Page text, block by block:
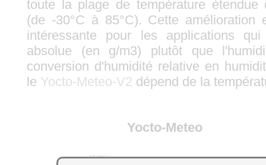
toute la plage de température
(de -30°C à 85°C). Cette amélioration
intéressante pour les applications
absolue (en g/m3) plutôt que
conversion d'humidité relative en
le Yocto-Meteo-V2 dépend de la
Yocto-Meteo